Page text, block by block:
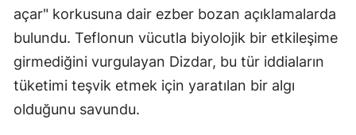
açar" korkusuna dair ezber bozan açıklamalarda
bulundu. Teflonun vücutla biyolojik bir etkileşime
girmediğini vurgulayan Dizdar, bu tür iddiaların
tüketimi teşvik etmek için yaratılan bir algı
olduğunu savundu.